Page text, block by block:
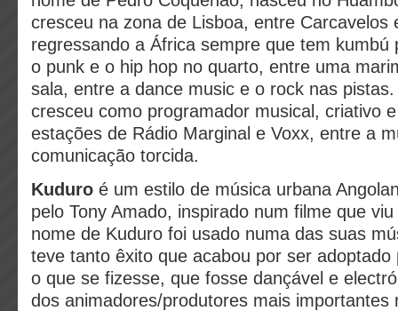
cresceu na zona de Lisboa, entre Carcavelos
regressando a África sempre que tem kumbú
o punk e o hip hop no quarto, entre uma
sala, entre a dance music e o rock nas
cresceu como programador musical, criativo
estações de Rádio Marginal e Voxx, entre a
comunicação torcida.
Kuduro é um estilo de música urbana
pelo Tony Amado, inspirado num filme que
nome de Kuduro foi usado numa das suas
teve tanto êxito que acabou por ser adoptado
o que se fizesse, que fosse dançável e
dos animadores/produtores mais importantes